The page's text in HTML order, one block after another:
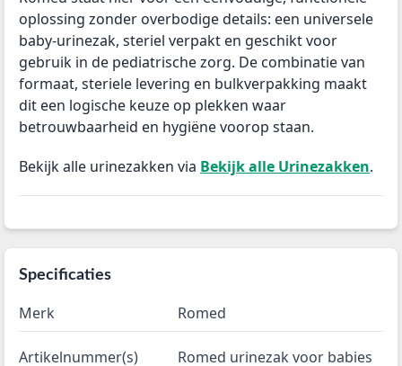
oplossing zonder overbodige details: een universele
baby-urinezak, steriel verpakt en geschikt voor
gebruik in de pediatrische zorg. De combinatie van
formaat, steriele levering en bulkverpakking maakt
dit een logische keuze op plekken waar
betrouwbaarheid en hygiëne voorop staan.
Bekijk alle urinezakken via Bekijk alle Urinezakken.
Specificaties
Merk Romed
Artikelnummer(s)
Romed urinezak voor babies